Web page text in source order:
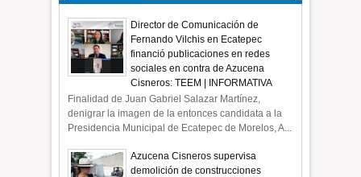
Director de Comunicación de
Fernando Vilchis en Ecatepec
financió publicaciones en redes
sociales en contra de Azucena
Cisneros: TEEM | INFORMATIVA
Finalidad de Juan Gabriel Salazar Martínez,
denigrar la imagen de la entonces candidata a la
Presidencia Municipal de Ecatepec de Morelos, A...
Azucena Cisneros supervisa
demolición de construcciones